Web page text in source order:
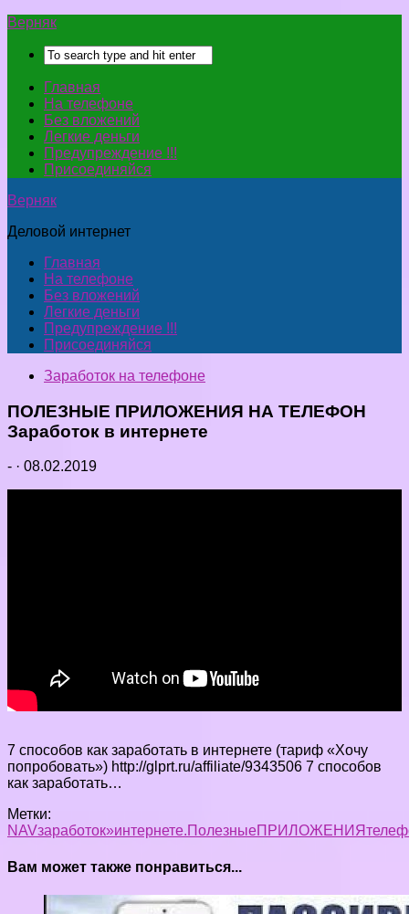
Верняк
Главная
На телефоне
Без вложений
Легкие деньги
Предупреждение !!!
Присоединяйся
Верняк
Деловой интернет
Главная
На телефоне
Без вложений
Легкие деньги
Предупреждение !!!
Присоединяйся
Заработок на телефоне
ПОЛЕЗНЫЕ ПРИЛОЖЕНИЯ НА ТЕЛЕФОН
Заработок в интернете
- · 08.02.2019
7 способов как заработать в интернете (тариф «Хочу
попробовать») http://glprt.ru/affiliate/9343506 7 способов
как заработать…
Метки:
NAVзаработок»интернете.ПолезныеПРИЛОЖЕНИЯ
Вам может также понравиться...